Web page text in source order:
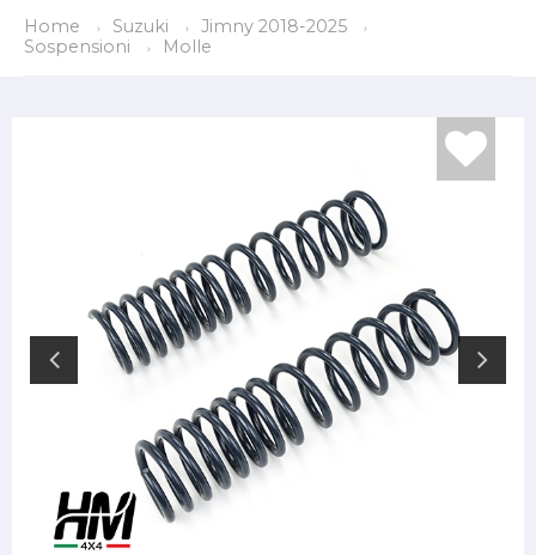
Home Suzuki
Jimny 2018-2025
Sospensioni
Molle